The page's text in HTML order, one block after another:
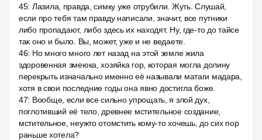
45: Лазила, правда, симку уже отрубили. Жуть. Слушай,
если про тебя там правду написали, значит, все путники
либо пропадают, либо здесь их находят. Ну, где-то до тайсе
так оно и было. Вы, может, уже и не ведаете.
46: Но много много лет назад на этой земле жила
здоровенная змеюка, хозяйка гор, которая могла долину
перекрыть изначально именно её называли матаги мадара,
хотя в свои последние годы она явно достигла боже.
47: Вообще, если все сильно упрощать, я злой дух,
поглотивший её тело, древнее мстительное создание,
мстительное, неужто отомстить кому-то хочешь, до сих пор
раньше хотела?